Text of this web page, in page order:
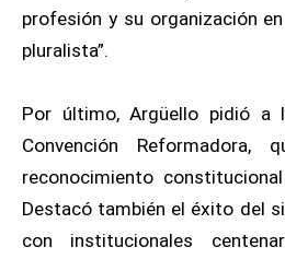
profesión y su organización
pluralista”.
Por último, Argüello pidió a
Convención
reconocimiento
Destacó también el éxito del
con institucionales